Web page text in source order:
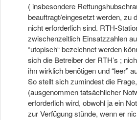
( insbesondere
beauftragt/eingesetzt werden, zu
nicht erforderlich sind. RTH-
zwischenzeitlich Einsatzzahlen
“utopisch“ bezeichnet werden
sich die Betreiber der RTH’s ;
ihn wirklich benötigen und “leer”
So stellt sich zumindest die
(ausgenommen tatsächlicher
erforderlich wird, obwohl ja ein
zur Verfügung stünde, wenn er